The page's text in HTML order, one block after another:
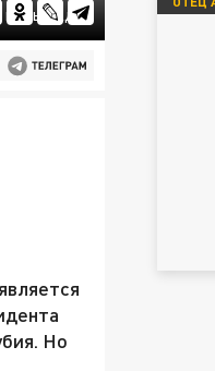
ЦАРЬГРАДА
Но